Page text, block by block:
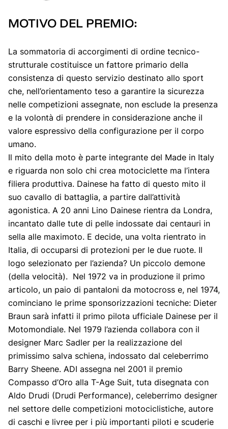
MOTIVO DEL PREMIO:
La sommatoria di accorgimenti di ordine tecnico-
strutturale costituisce un fattore primario della
consistenza di questo servizio destinato allo sport
che, nell’orientamento teso a garantire la sicurezza
nelle competizioni assegnate, non esclude la presenza
e la volontà di prendere in considerazione anche il
valore espressivo della configurazione per il corpo
umano.
Il mito della moto è parte integrante del Made in Italy
e riguarda non solo chi crea motociclette ma l’intera
filiera produttiva. Dainese ha fatto di questo mito il
suo cavallo di battaglia, a partire dall’attività
agonistica. A 20 anni Lino Dainese rientra da Londra,
incantato dalle tute di pelle indossate dai centauri in
sella alle maximoto. E decide, una volta rientrato in
Italia, di occuparsi di protezioni per le due ruote. Il
logo selezionato per l’azienda? Un piccolo demone
(della velocità). Nel 1972 va in produzione il primo
articolo, un paio di pantaloni da motocross e, nel 1974,
cominciano le prime sponsorizzazioni tecniche: Dieter
Braun sarà infatti il primo pilota ufficiale Dainese per il
Motomondiale. Nel 1979 l’azienda collabora con il
designer Marc Sadler per la realizzazione del
primissimo salva schiena, indossato dal celeberrimo
Barry Sheene. ADI assegna nel 2001 il premio
Compasso d’Oro alla T-Age Suit, tuta disegnata con
Aldo Drudi (Drudi Performance), celeberrimo designer
nel settore delle competizioni motociclistiche, autore
di caschi e livree per i più importanti piloti e scuderie